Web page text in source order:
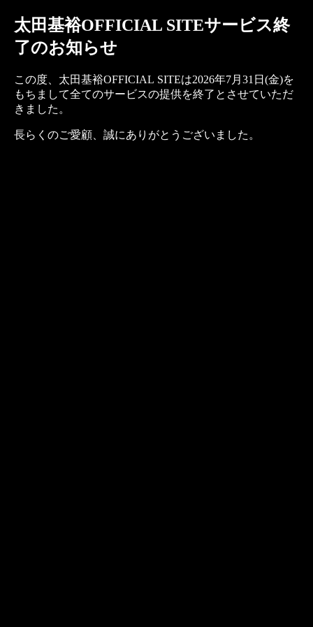
太田基裕OFFICIAL SITEサービス終
了のお知らせ
この度、太田基裕OFFICIAL SITEは2026年7月31日(金)を
もちまして全てのサービスの提供を終了とさせていただ
きました。
長らくのご愛顧、誠にありがとうございました。